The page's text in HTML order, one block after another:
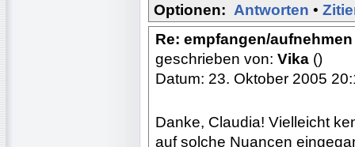
Optionen: Antworten •
Re: empfangen/aufnehmen
geschrieben von: Vika ()
Datum: 23. Oktober 2005
Danke, Claudia! Vielleicht
auf solche Nuancen